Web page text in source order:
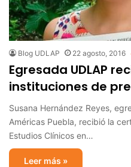
Blog UDLAP 22 agosto, 2016
Egresada UDLAP
instituciones de
Susana Hernández Reyes,
Américas Puebla, recibió la
Estudios Clínicos en…
Leer más »